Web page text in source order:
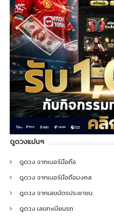
ดูดวงแม่นๆ
ดูดวง จากเบอร์มือถือ
ดูดวง จากเบอร์มือถือมงคล
ดูดวง จากเลขบัตรประชาชน
ดูดวง เลขทะเบียนรถ